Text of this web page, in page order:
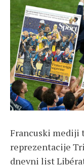
Francuski mediji
reprezentacije
dnevni list